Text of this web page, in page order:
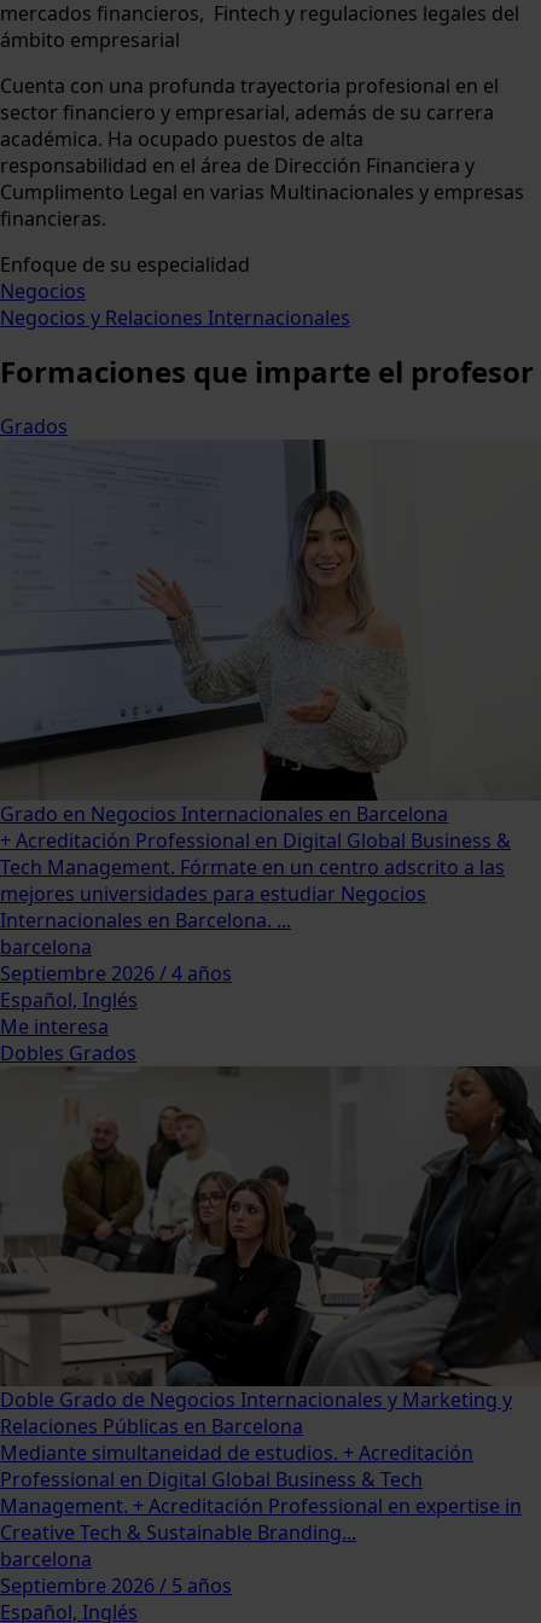
mercados financieros, Fintech y regulaciones legales del
ámbito empresarial
Cuenta con una profunda trayectoria profesional en el
sector financiero y empresarial, además de su carrera
académica. Ha ocupado puestos de alta
responsabilidad en el área de Dirección Financiera y
Cumplimento Legal en varias Multinacionales y empresas
financieras.
Enfoque de su especialidad
Negocios
Negocios y Relaciones Internacionales
Formaciones que imparte el profesor
Grados
Grado en Negocios Internacionales en Barcelona
+ Acreditación Professional en Digital Global Business &
Tech Management. Fórmate en un centro adscrito a las
mejores universidades para estudiar Negocios
Internacionales en Barcelona. ...
barcelona
Septiembre 2026 / 4 años
Español, Inglés
Me interesa
Dobles Grados
Doble Grado de Negocios Internacionales y Marketing y
Relaciones Públicas en Barcelona
Mediante simultaneidad de estudios. + Acreditación
Professional en Digital Global Business & Tech
Management. + Acreditación Professional en expertise in
Creative Tech & Sustainable Branding...
barcelona
Septiembre 2026 / 5 años
Español, Inglés